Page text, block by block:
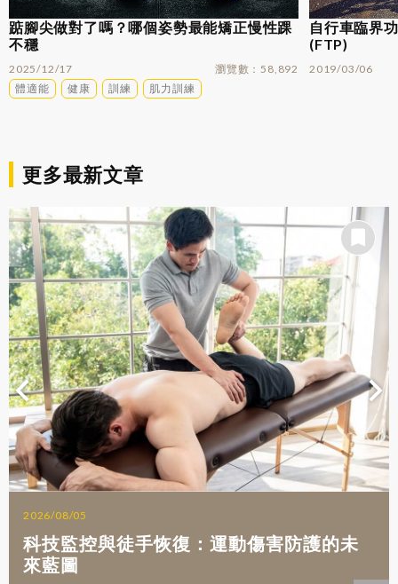
踮腳尖做對了嗎？哪個姿勢最能矯正慢性踝
不穩
2025/12/17 瀏覽數
58,892
體適能
健康 訓練 肌力訓練
自行車臨界
(FTP)
2019/03/06
更多最新文章
2026/08/05
科技監控與徒手恢復：運動傷害防護的未
來藍圖